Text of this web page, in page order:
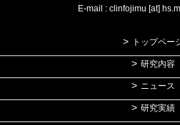
E-mail : clinfojimu [at]
トップペー
研究内容
ニュース
研究実績